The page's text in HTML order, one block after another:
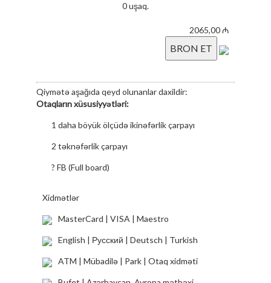
Ginekoloji l. (Əlavə ödəmə)
USM
STOMATOLOQ
UROLOQ
GİNEKOLOQ
0 uşaq.
2065,00 ₼
BRON ET
Qiymətə aşağıda qeyd olunanlar daxildir:
Otaqların xüsusiyyətləri:
1 daha böyük ölçüdə ikinəfərlik çarpayı
2 təknəfərlik çarpayı
? FB (Full board)
Xidmətlər
MasterCard | VISA | Maestro
English | Русский | Deutsch | Turkish
ATM | Mübadilə | Park | Otaq xidməti